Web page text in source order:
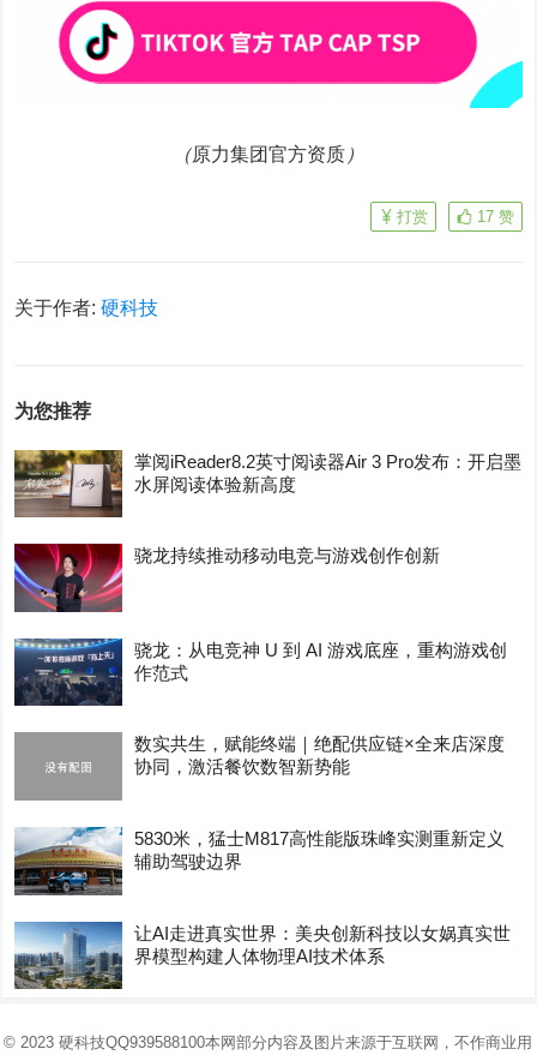
（原力集团官方资质）
17 赞
打赏
关于作者:硬科技
为您推荐
掌阅iReader8.2英寸阅读器Air 3 Pro发布：开启墨
水屏阅读体验新高度
骁龙持续推动移动电竞与游戏创作创新
骁龙：从电竞神 U 到 AI 游戏底座，重构游戏创
作范式
数实共生，赋能终端｜绝配供应链×全来店深度
协同，激活餐饮数智新势能
5830米，猛士M817高性能版珠峰实测重新定义
辅助驾驶边界
让AI走进真实世界：美央创新科技以女娲真实世
界模型构建人体物理AI技术体系
© 2023硬科技QQ939588100本网部分内容及图片来源于互联网，不作商业用